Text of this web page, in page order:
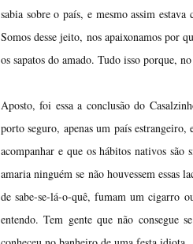
sabia sobre o país, e mesmo assim
Somos desse jeito, nos apaixonamos por
os sapatos do amado. Tudo isso porque,
Aposto, foi essa a conclusão do
porto seguro, apenas um país
acompanhar e que os hábitos nativos
amaria ninguém se não houvessem essas
de sabe-se-lá-o-quê, fumam um cigarro
entendo. Tem gente que não consegue